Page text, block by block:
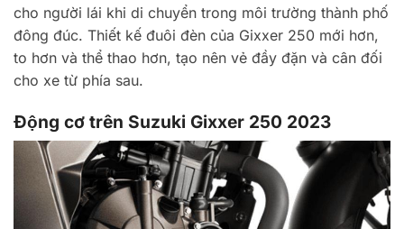
cho người lái khi di chuyển trong môi trường thành phố
đông đúc. Thiết kế đuôi đèn của Gixxer 250 mới hơn,
to hơn và thể thao hơn, tạo nên vẻ đầy đặn và cân đối
cho xe từ phía sau.
Động cơ trên Suzuki Gixxer 250 2023